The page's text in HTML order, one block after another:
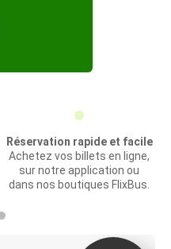
Réservation rapide et facile
Achetez vos billets en ligne,
sur notre application ou
dans nos boutiques FlixBus.